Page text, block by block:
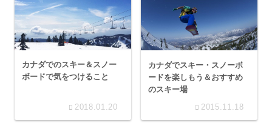
カナダでのスキー＆スノー
ボードで気をつけること
2018.01.20
カナダでスキー・スノーボ
ードを楽しもう＆おすすめ
のスキー場
2015.11.18